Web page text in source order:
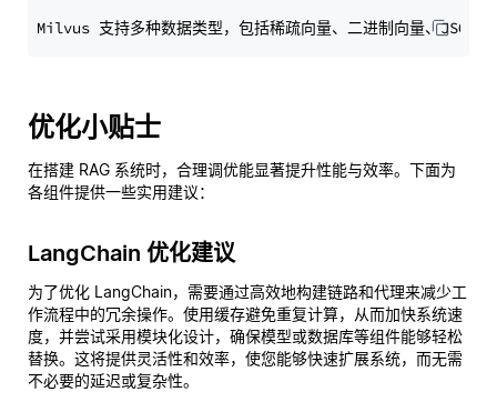
优化小贴士
在搭建 RAG 系统时，合理调优能显著提升性能与效率。下面为
各组件提供一些实用建议：
LangChain 优化建议
为了优化 LangChain，需要通过高效地构建链路和代理来减少工
作流程中的冗余操作。使用缓存避免重复计算，从而加快系统速
度，并尝试采用模块化设计，确保模型或数据库等组件能够轻松
替换。这将提供灵活性和效率，使您能够快速扩展系统，而无需
不必要的延迟或复杂性。